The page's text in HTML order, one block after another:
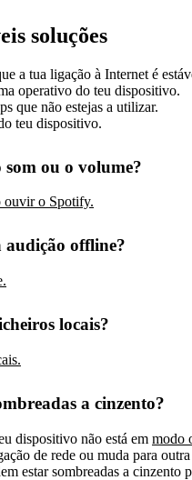
soluções
a tua ligação à Internet é
operativo do teu dispositivo.
que não estejas a utilizar.
teu dispositivo.
som ou o volume?
ouvir o Spotify.
audição offline?
locais?
a cinzento?
dispositivo não está em modo
de rede ou muda para outra
estar sombreadas a cinzento